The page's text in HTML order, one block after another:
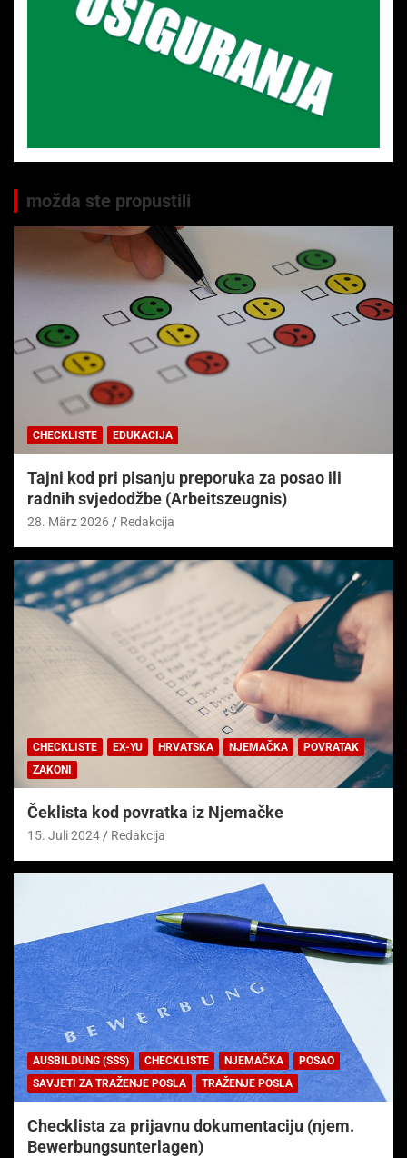
možda ste propustili
CHECKLISTE EDUKACIJA
Tajni kod pri pisanju preporuka za posao ili
radnih svjedodžbe (Arbeitszeugnis)
28. März 2026 Redakcija
CHECKLISTE EX-YU HRVATSKA NJEMAČKA
POVRATAK
ZAKONI
Čeklista kod povratka iz Njemačke
15. Juli 2024 Redakcija
AUSBILDUNG (SSS) CHECKLISTE NJEMAČKA
POSAO
SAVJETI ZA TRAŽENJE POSLA
TRAŽENJE POSLA
Checklista za prijavnu dokumentaciju (njem.
Bewerbungsunterlagen)